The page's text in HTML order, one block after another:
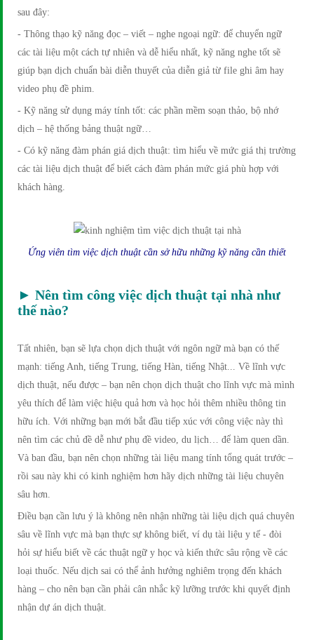
sau đây:
- Thông thạo kỹ năng đọc – viết – nghe ngoại ngữ: để chuyển ngữ
các tài liệu một cách tự nhiên và dễ hiểu nhất, kỹ năng nghe tốt sẽ
giúp bạn dịch chuẩn bài diễn thuyết của diễn giả từ file ghi âm hay
video phụ đề phim.
- Kỹ năng sử dụng máy tính tốt: các phần mềm soạn thảo, bộ nhớ
dịch – hệ thống bảng thuật ngữ…
- Có kỹ năng đàm phán giá dịch thuật: tìm hiểu về mức giá thị trường
các tài liệu dịch thuật để biết cách đàm phán mức giá phù hợp với
khách hàng.
Ứng viên tìm việc dịch thuật cần sở hữu những kỹ năng cần thiết
► Nên tìm công việc dịch thuật tại nhà như
thế nào?
Tất nhiên, bạn sẽ lựa chọn dịch thuật với ngôn ngữ mà bạn có thế
mạnh: tiếng Anh, tiếng Trung, tiếng Hàn, tiếng Nhật... Về lĩnh vực
dịch thuật, nếu được – bạn nên chọn dịch thuật cho lĩnh vực mà mình
yêu thích để làm việc hiệu quả hơn và học hỏi thêm nhiều thông tin
hữu ích. Với những bạn mới bắt đầu tiếp xúc với công việc này thì
nên tìm các chủ đề dễ như phụ đề video, du lịch… để làm quen dần.
Và ban đầu, bạn nên chọn những tài liệu mang tính tổng quát trước –
rồi sau này khi có kinh nghiệm hơn hãy dịch những tài liệu chuyên
sâu hơn.
Điều bạn cần lưu ý là không nên nhận những tài liệu dịch quá chuyên
sâu về lĩnh vực mà bạn thực sự không biết, ví dụ tài liệu y tế - đòi
hỏi sự hiểu biết về các thuật ngữ y học và kiến thức sâu rộng về các
loại thuốc. Nếu dịch sai có thể ảnh hưởng nghiêm trọng đến khách
hàng – cho nên bạn cần phải cân nhắc kỹ lưỡng trước khi quyết định
nhận dự án dịch thuật.